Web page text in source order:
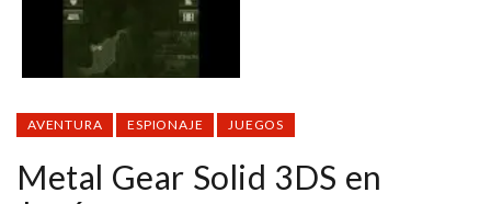
AVENTURA ESPIONAJE JUEGOS
Metal Gear Solid 3DS en